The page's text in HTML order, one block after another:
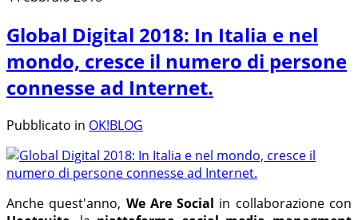
Global Digital 2018: In Italia e nel
mondo, cresce il numero di persone
connesse ad Internet.
Pubblicato in OK!BLOG
Anche quest'anno, We Are Social in collaborazione con